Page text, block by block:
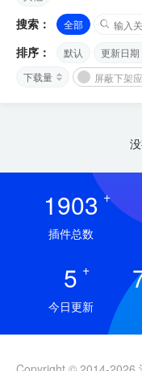
搜索： 全部
排序： 默认 更新日期
下载量
屏蔽下架
1903 +
插件总数
5 +
今日更新